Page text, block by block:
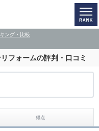
ング・比較
フォームの評判・口コミ
得点